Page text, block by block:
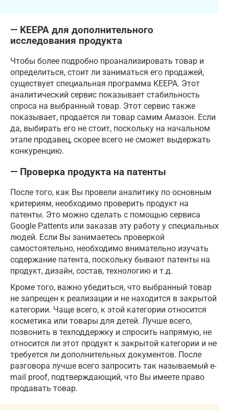
— KEEPA для дополнительного
исследования продукта
Чтобы более подробно проанализировать товар и
определиться, стоит ли заниматься его продажей,
существует специальная программа KEEPA. Этот
аналитический сервис показывает стабильность
спроса на выбранный товар. Этот сервис также
показывает, продаётся ли товар самим Амазон. Если
да, выбирать его не стоит, поскольку на начальном
этапе продавец, скорее всего не сможет выдержать
конкуренцию.
— Проверка продукта на патенты
После того, как Вы провели аналитику по основным
критериям, необходимо проверить продукт на
патенты. Это можно сделать с помощью сервиса
Google Pattents или заказав эту работу у специальных
людей. Если Вы занимаетесь проверкой
самостоятельно, необходимо внимательно изучать
содержание патента, поскольку бывают патенты на
продукт, дизайн, состав, технологию и т.д.
Кроме того, важно убедиться, что выбранный товар
не запрещен к реализации и не находится в закрытой
категории. Чаще всего, к этой категории относится
косметика или товары для детей. Лучше всего,
позвонить в техподдержку и спросить напрямую, не
относится ли этот продукт к закрытой категории и не
требуется ли дополнительных документов. После
разговора лучше всего запросить так называемый e-
mail proof, подтверждающий, что Вы имеете право
продавать товар.